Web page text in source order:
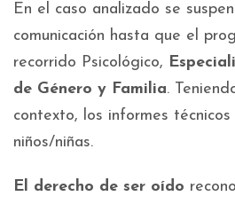
En el caso analizado se
comunicación hasta que el
recorrido Psicológico,
de Género y Familia.
contexto, los informes
niños/niñas.
El derecho de ser oído